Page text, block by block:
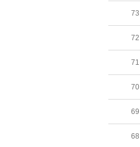
73
72
71
70
69
68